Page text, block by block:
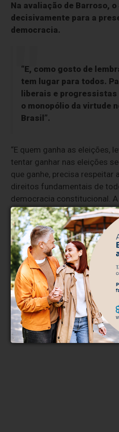
Na avaliação de Barroso,
decisivamente para a
democracia.
“E, como gosto de
tem lugar para todos.
liberais e progressistas
o monopólio da virtude
Brasil”.
“E quem ganha as eleições,
tentar ganhar nas eleições
que ganhe, precisa respeitar
direitos fundamentais de
democracia constitucional.
fé racional. E como toda fé
não pode ser negociada”,
Clique aqui e faça